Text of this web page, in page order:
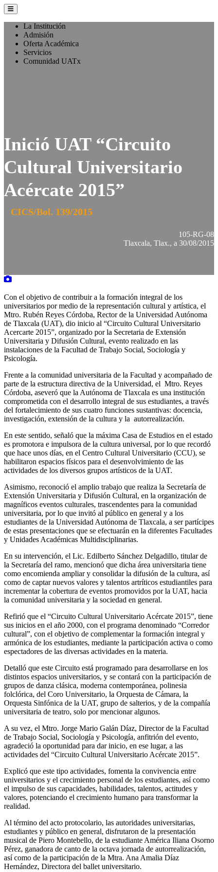
La Institución
Admisión
Oferta Académica
Servicios
Comunidad UATx
Inició UAT “Circuito
Cultural Universitario
Acércate 2015”
CICS/Bol. 139/2015
105-RG-08
Tlaxcala, Tlax., a 30/08/2015
Con el objetivo de contribuir a la formación integral de los
universitarios por medio de la representación cultural y artística, el
Mtro. Rubén Reyes Córdoba, Rector de la Universidad Autónoma
de Tlaxcala (UAT), dio inicio al “Circuito Cultural Universitario
Acercarte 2015”, organizado por la Secretaria de Extensión
Universitaria y Difusión Cultural, evento realizado en las
instalaciones de la Facultad de Trabajo Social, Sociología y
Psicología.
Frente a la comunidad universitaria de la Facultad y acompañado de
parte de la estructura directiva de la Universidad, el Mtro. Reyes
Córdoba, aseveró que la Autónoma de Tlaxcala es una institución
comprometida con el desarrollo integral de sus estudiantes, a través
del fortalecimiento de sus cuatro funciones sustantivas: docencia,
investigación, extensión de la cultura y la autorrealización.
En este sentido, señaló que la máxima Casa de Estudios en el estado
es promotora e impulsora de la cultura universal, por lo que recordó
que hace unos días, en el Centro Cultural Universitario (CCU), se
habilitaron espacios físicos para el desenvolvimiento de las
actividades de los diversos grupos artísticos de la UAT.
Asimismo, reconoció el amplio trabajo que realiza la Secretaría de
Extensión Universitaria y Difusión Cultural, en la organización de
magníficos eventos culturales, trascendentes para la comunidad
universitaria, por lo que invitó al público en general y a los
estudiantes de la Universidad Autónoma de Tlaxcala, a ser partícipes
de estas presentaciones que se efectuarán en la diferentes Facultades
y Unidades Académicas Multidisciplinarias.
En su intervención, el Lic. Edilberto Sánchez Delgadillo, titular de
la Secretaría del ramo, mencionó que dicha área universitaria tiene
como encomienda ampliar y consolidar la difusión de la cultura, así
como de captar nuevos valores y talentos artríticos estudiantiles para
incrementar la cobertura de eventos promovidos por la UAT, hacia
la comunidad universitaria y la sociedad en general.
Refirió que el “Circuito Cultural Universitario Acércate 2015”, tiene
sus inicios en el año 2000, con el programa denominado “Corredor
cultural”, con el objetivo de complementar la formación integral y
armónica de los estudiantes, mediante la participación activa o como
espectadores de las diversas actividades en la materia.
Detalló que este Circuito está programado para desarrollarse en los
distintos espacios universitarios, y se contará con la participación de
grupos de danza clásica, moderna contemporánea, polinesia
folclórica, del Coro Universitario, la Orquesta de Cámara, la
Orquesta Sinfónica de la UAT, grupo de salterios, y de la compañía
universitaria de teatro, solo por mencionar algunos.
A su vez, el Mtro. Jorge Mario Galán Díaz, Director de la Facultad
de Trabajo Social, Sociología y Psicología, anfitrión del evento,
agradeció la oportunidad para dar inicio, en ese lugar, a las
actividades del “Circuito Cultural Universitario Acércate 2015”.
Explicó que este tipo actividades, fomenta la convivencia entre
universitarios y el crecimiento personal de los estudiantes, así como
el impulso de sus capacidades, habilidades, talentos, actitudes y
valores, potenciando el crecimiento humano para transformar la
realidad.
Al término del acto protocolario, las autoridades universitarias,
estudiantes y público en general, disfrutaron de la presentación
musical de Piero Montebello, de la estudiante América Iliana Osorno
Pérez, ganadora de canto de la octava jornada de autorrealización,
así como de la participación de la Mtra. Ana Amalia Díaz
Hernández, Directora del ballet universitario.